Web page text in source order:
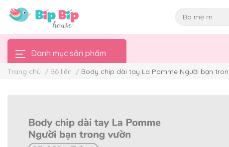
Danh mục sản phẩm
Trang chủ / Bộ liền / Body chip dài tay La Pomme Người bạn